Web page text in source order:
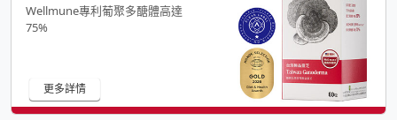
Wellmune專利葡聚多醣體高達
75%
更多詳情